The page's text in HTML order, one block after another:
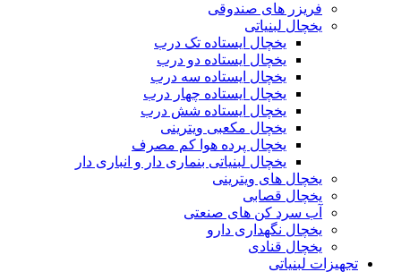
فریزر های صندوقی
یخچال لبنیاتی
یخچال ایستاده تک درب
یخچال ایستاده دو درب
یخچال ایستاده سه درب
یخچال ایستاده چهار درب
یخچال ایستاده شش درب
یخچال مکعبی ویترینی
یخچال پرده هوا کم مصرف
یخچال لبنیاتی بنماری دار و انباری دار
یخچال های ویترینی
یخچال قصابی
آب سرد کن های صنعتی
یخچال نگهداری دارو
یخچال قنادی
تجهیزات لبنیاتی